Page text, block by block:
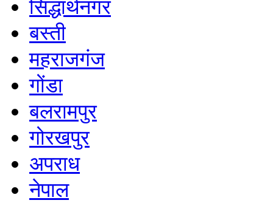
सिद्धार्थनगर
बस्ती
महराजगंज
गोंडा
बलरामपुर
गोरखपुर
अपराध
नेपाल